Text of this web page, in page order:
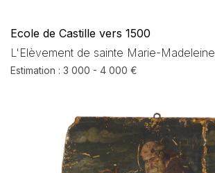
Ecole de Castille vers 1500
L'Elèvement de sainte Marie-Madeleine
Estimation : 3 000 - 4 000 €